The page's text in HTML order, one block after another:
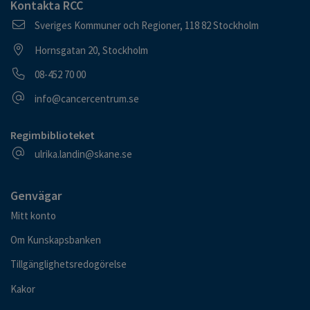
Kontakta RCC
Postadress
Sveriges Kommuner och Regioner, 118 82 Stockholm
Besöksadress
Hornsgatan 20, Stockholm
Telefonnummer
08-452 70 00
E-postadress
info@cancercentrum.se
Regimbiblioteket
E-postadress
ulrika.landin@skane.se
Genvägar
Mitt konto
Om Kunskapsbanken
Tillgänglighetsredogörelse
Kakor